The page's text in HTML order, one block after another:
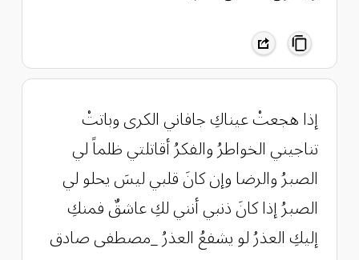
إذا هجعتْ عيناكِ جافاني الكرى وباتتْ
تناجيني الخواطرُ والفكرُ أقاتلتي ظلماً لي
الصبرُ والرضا وإن كانَ قلبي ليسَ يحلو لي
الصبرُ إذا كانَ ذنبي أنني لكِ عاشقٌ فمنكِ
إليكِ العذرُ لو يشفعُ العذرُ _مصطفى صادق